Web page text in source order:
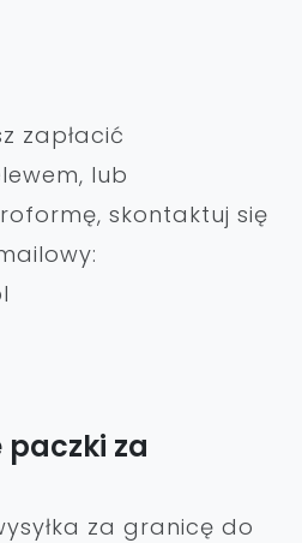
zapłacić
lub
skontaktuj się
paczki za
za granicę do